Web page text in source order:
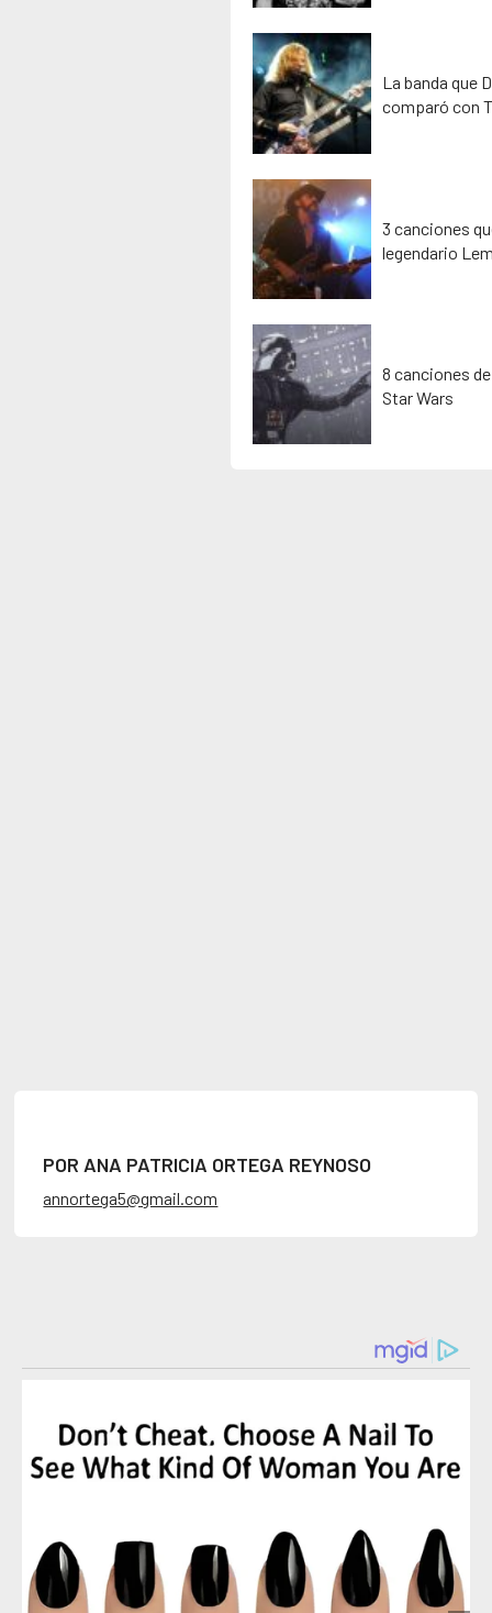
La banda que
comparó con
3 canciones
legendario
8 canciones
Star Wars
POR ANA PATRICIA ORTEGA REYNOSO
annortega5@gmail.com